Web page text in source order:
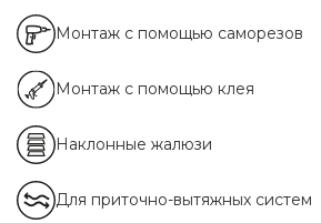
Монтаж с помощью саморезов
Монтаж с помощью клея
Наклонные жалюзи
Для приточно-вытяжных систем